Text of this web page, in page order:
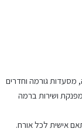
מסעדות גורמה וחדרים
ושירות ברמה
אישית לכל אורח.